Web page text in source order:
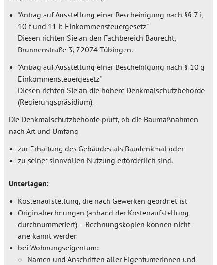
"Antrag auf Ausstellung einer Bescheinigung nach §§ 7 i,
10 f und 11 b Einkommensteuergesetz"
Diesen richten Sie an den Fachbereich Baurecht,
Brunnenstraße 3, 72074 Tübingen.
"Antrag auf Ausstellung einer Bescheinigung nach § 10 g
Einkommensteuergesetz"
Diesen richten Sie an die höhere Denkmalschutzbehörde
(Regierungspräsidium).
Die Denkmalschutzbehörde prüft, ob die Baumaßnahmen
nach Art und Umfang
zur Erhaltung des Gebäudes als Baudenkmal oder
zu seiner sinnvollen Nutzung erforderlich sind.
Unterlagen:
Kostenaufstellung, die nach Gewerken geordnet ist
Originalrechnungen (anhand der Kostenaufstellung
durchnummeriert) – Rechnungskopien können nicht
anerkannt werden
bei Wohnungseigentum:
Namen und Anschriften aller Eigentümerinnen und